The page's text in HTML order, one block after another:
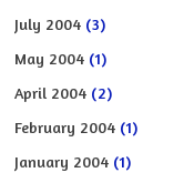
July 2004 (3)
May 2004 (1)
April 2004 (2)
February 2004 (1)
January 2004 (1)